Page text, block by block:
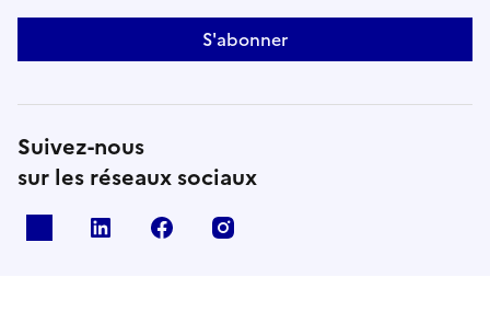
S'abonner
Suivez-nous
sur les réseaux sociaux
Linkedin Facebook